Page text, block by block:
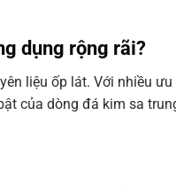
dụng rộng rãi?
liệu ốp lát. Với nhiều
của dòng đá kim sa